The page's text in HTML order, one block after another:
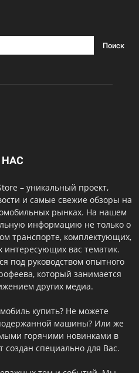
НАС
– уникальный проект,
и самые свежие обзоры на
рынках. На нашем
информацию не только о
транспорте, комплектующих,
интересующих вас тематик.
под руководством опытного
который занимается
других медиа.
купить? Не можете
машины? Или же
горячими новинками в
создан специально для Вас.